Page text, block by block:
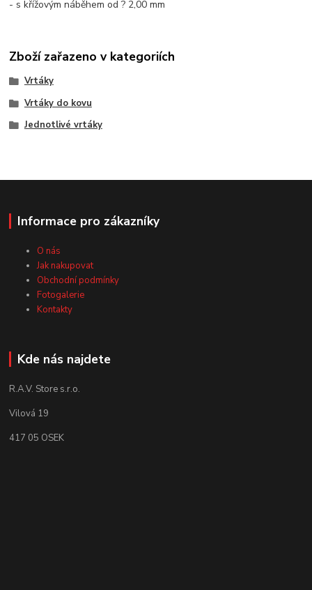
- s křížovým náběhem od ? 2,00 mm
Zboží zařazeno v kategoriích
Vrtáky
Vrtáky do kovu
Jednotlivé vrtáky
Informace pro zákazníky
O nás
Jak nakupovat
Obchodní podmínky
Fotogalerie
Kontakty
Kde nás najdete
R.A.V. Store s.r.o.
Vilová 19
417 05 OSEK